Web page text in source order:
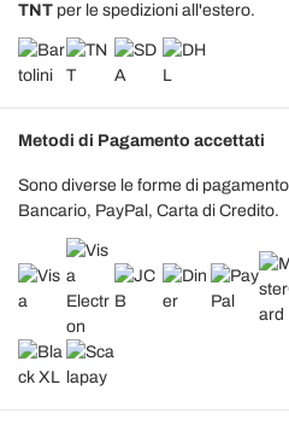
TNT per le spedizioni all'estero.
Metodi di Pagamento accettati
Sono diverse le forme di
Bancario, PayPal, Carta di Credito.